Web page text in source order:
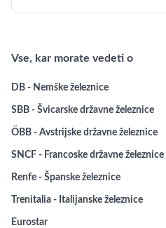
Vse, kar morate vedeti o
DB - Nemške železnice
SBB - Švicarske državne železnice
ÖBB - Avstrijske državne železnice
SNCF - Francoske državne železnice
Renfe - Španske železnice
Trenitalia - Italijanske železnice
Eurostar